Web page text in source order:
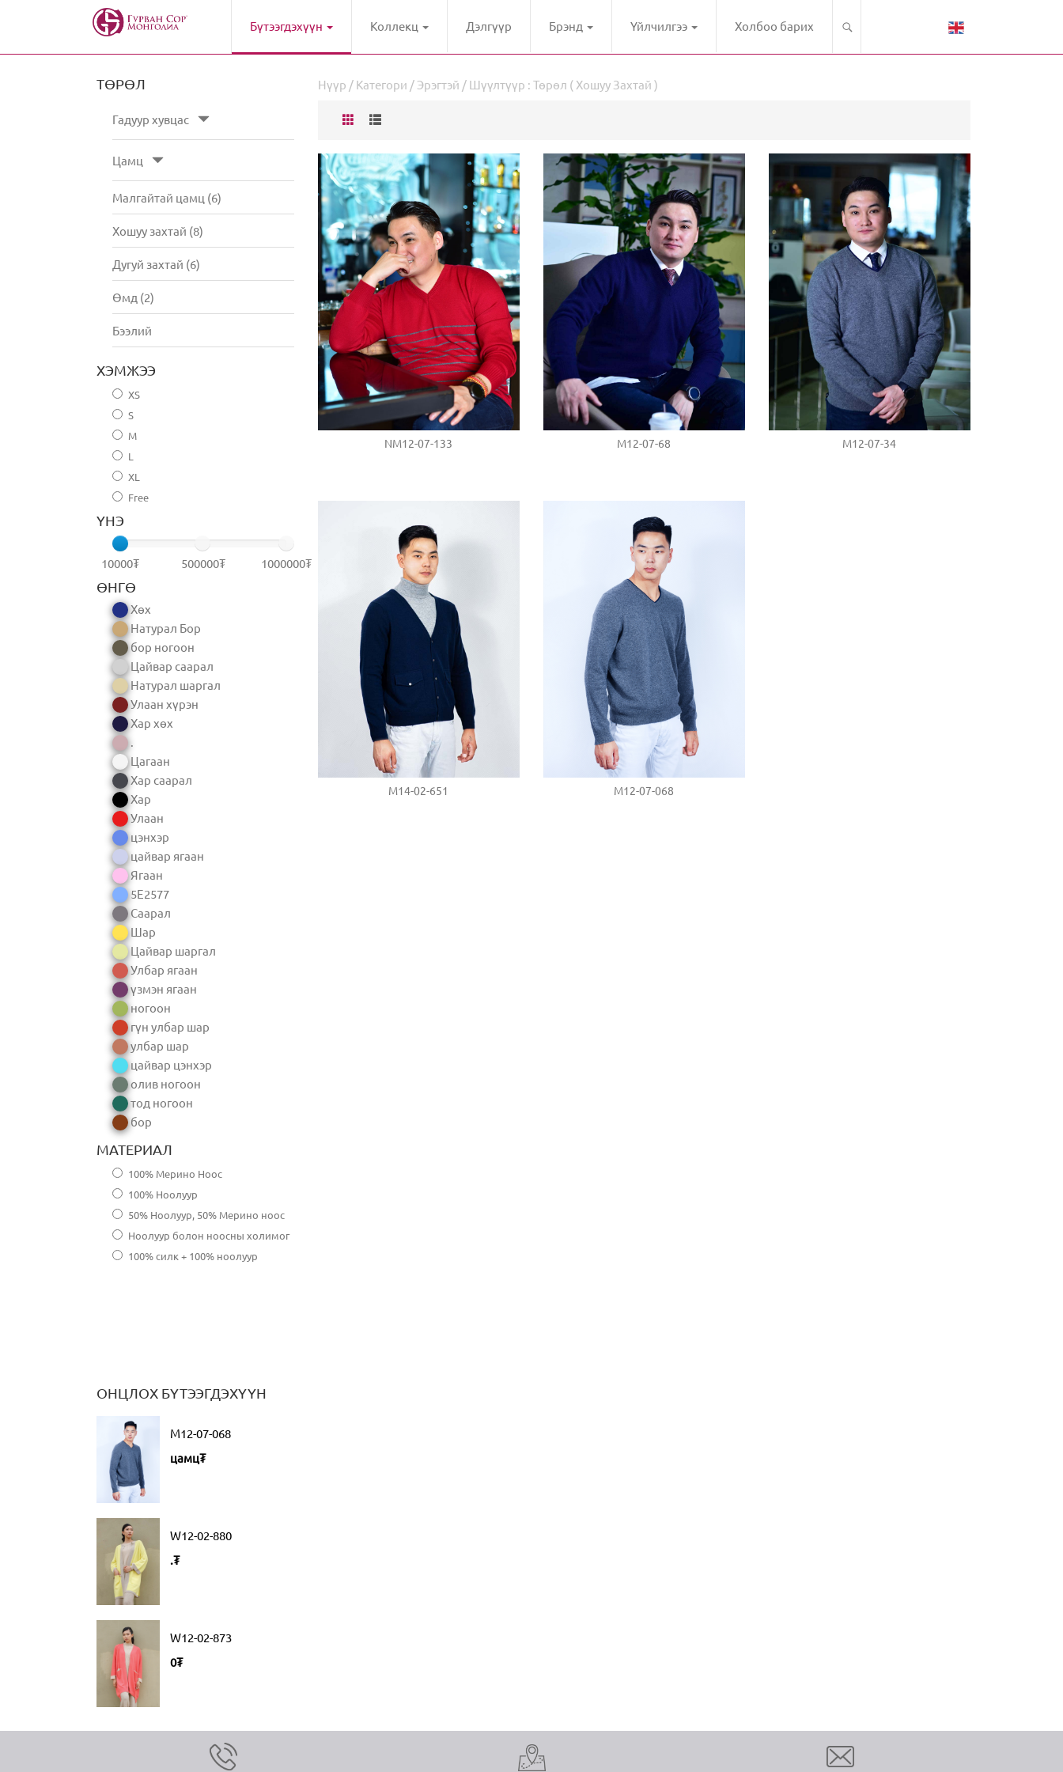
Бүтээгдэхүүн Коллекц Дэлгүүр Брэнд Үйлчилгээ Холбоо барих
ТӨРӨЛ
Гадуур хувцас
Цамц
Малгайтай цамц (6)
Хошуу захтай (8)
Дугуй захтай (6)
Өмд (2)
Бээлий
ХЭМЖЭЭ
XS
S
M
L
XL
Free
ҮНЭ
10000₮ 500000₮ 1000000₮
ӨНГӨ
Хөх
Натурал Бор
бор ногоон
Цайвар саарал
Натурал шаргал
Улаан хүрэн
Хар хөх
.
Цагаан
Хар саарал
Хар
Улаан
цэнхэр
цайвар ягаан
Ягаан
5E2577
Саарал
Шар
Цайвар шаргал
Улбар ягаан
үзмэн ягаан
ногоон
гүн улбар шар
улбар шар
цайвар цэнхэр
олив ногоон
тод ногоон
бор
МАТЕРИАЛ
100% Мерино Ноос
100% Ноолуур
50% Ноолуур, 50% Мерино ноос
Ноолуур болон ноосны холимог
100% силк + 100% ноолуур
ОНЦЛОХ БҮТЭЭГДЭХҮҮН
M12-07-068
цамц₮
W12-02-880
.₮
W12-02-873
0₮
Нүүр / Категори / Эрэгтэй / Шүүлтүүр : Төрөл ( Хошуу Захтай )
NM12-07-133 M12-07-68 M12-07-34
M14-02-651 M12-07-068